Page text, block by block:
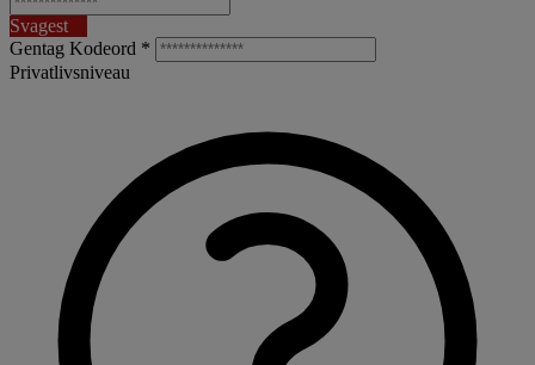
Svagest
Gentag Kodeord *
Privatlivsniveau